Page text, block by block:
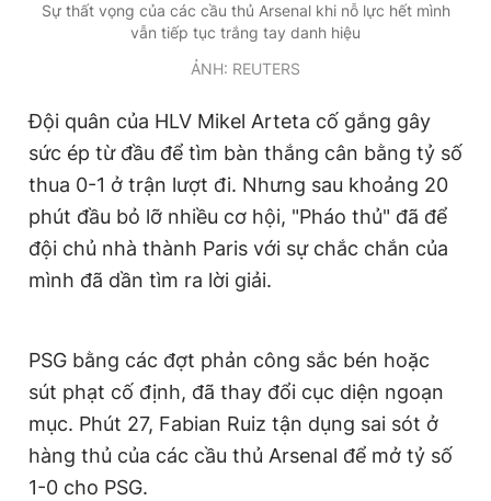
Giấy phép xuất bản số 110/GP - BTTTT cấp ngày 24.3.2020
© 2003-2026 Bản quyền thuộc về Báo Thanh Niên. Cấm sao
chép dưới mọi hình thức nếu không có sự chấp thuận bằng văn
Sự thất vọng của các cầu thủ Arsenal khi nỗ lực hết mình
vẫn tiếp tục trắng tay danh hiệu
ẢNH: REUTERS
Đội quân của HLV Mikel Arteta cố gắng gây
sức ép từ đầu để tìm bàn thắng cân bằng tỷ số
thua 0-1 ở trận lượt đi. Nhưng sau khoảng 20
phút đầu bỏ lỡ nhiều cơ hội, "Pháo thủ" đã để
đội chủ nhà thành Paris với sự chắc chắn của
mình đã dần tìm ra lời giải.
PSG bằng các đợt phản công sắc bén hoặc
sút phạt cố định, đã thay đổi cục diện ngoạn
mục. Phút 27, Fabian Ruiz tận dụng sai sót ở
hàng thủ của các cầu thủ Arsenal để mở tỷ số
1-0 cho PSG.